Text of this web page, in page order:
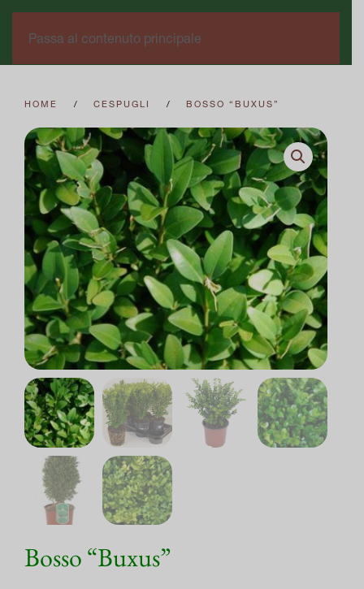
Passa al contenuto principale
HOME CESPUGLI BOSSO “BUXUS”
Bosso “Buxus”